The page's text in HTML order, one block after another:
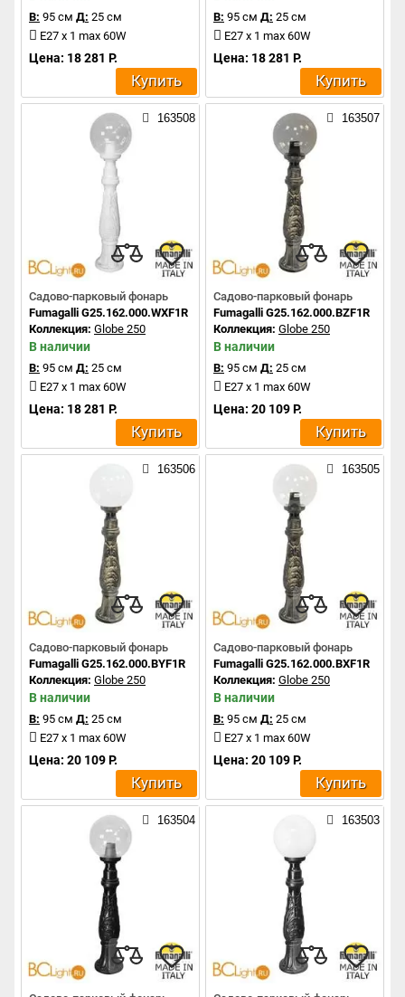
В: 95 см Д: 25 см
E27 x 1 max 60W
Цена: 18 281 Р.
Купить
В: 95 см Д: 25 см
E27 x 1 max 60W
Цена: 18 281 Р.
Купить
163508
Садово-парковый фонарь
Fumagalli G25.162.000.WXF1R
Коллекция: Globe 250
В наличии
В: 95 см Д: 25 см
E27 x 1 max 60W
Цена: 18 281 Р.
Купить
163507
Садово-парковый фонарь
Fumagalli G25.162.000.BZF1R
Коллекция: Globe 250
В наличии
В: 95 см Д: 25 см
E27 x 1 max 60W
Цена: 20 109 Р.
Купить
163506
Садово-парковый фонарь
Fumagalli G25.162.000.BYF1R
Коллекция: Globe 250
В наличии
В: 95 см Д: 25 см
E27 x 1 max 60W
Цена: 20 109 Р.
Купить
163505
Садово-парковый фонарь
Fumagalli G25.162.000.BXF1R
Коллекция: Globe 250
В наличии
В: 95 см Д: 25 см
E27 x 1 max 60W
Цена: 20 109 Р.
Купить
163504 163503